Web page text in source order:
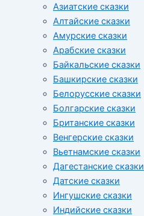
Азиатские сказки
Алтайские сказки
Амурские сказки
Арабские сказки
Байкальские сказки
Башкирские сказки
Белорусские сказки
Болгарские сказки
Британские сказки
Венгерские сказки
Вьетнамские сказки
Дагестанские сказки
Датские сказки
Ингушские сказки
Индийские сказки